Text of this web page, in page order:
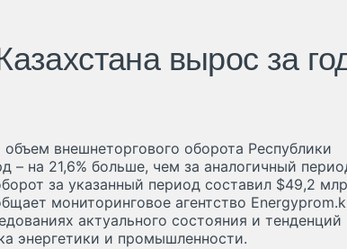
вырос за
объем внешнеторгового оборота Республики
– на 21,6% больше, чем за аналогичный
за указанный период составил $49,2
мониторинговое агентство
актуального состояния и тенденций
энергетики и промышленности.